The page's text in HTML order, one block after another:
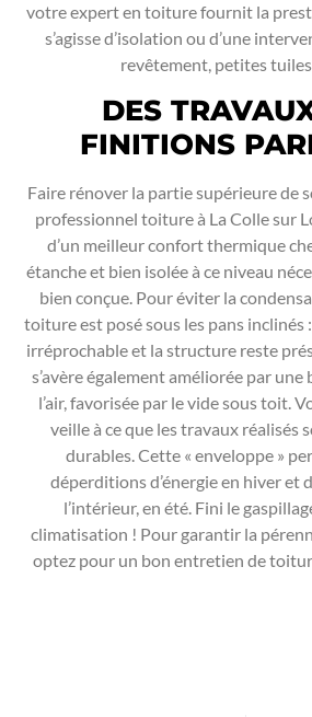
votre expert en toiture fournit la
s’agisse d’isolation ou d’une
revêtement, petites
DES
FINITIONS
Faire rénover la partie supérieure de
professionnel toiture à La Colle sur
d’un meilleur confort thermique
étanche et bien isolée à ce niveau
bien conçue. Pour éviter la
toiture est posé sous les pans inclinés
irréprochable et la structure reste
s’avère également améliorée par
l’air, favorisée par le vide sous toit.
veille à ce que les travaux réalisés
durables. Cette « enveloppe »
déperditions d’énergie en hiver et
l’intérieur, en été. Fini le
climatisation ! Pour garantir la
optez pour un bon entretien de